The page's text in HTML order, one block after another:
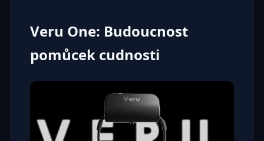
Veru One: Budoucnost
pomůcek cudnosti